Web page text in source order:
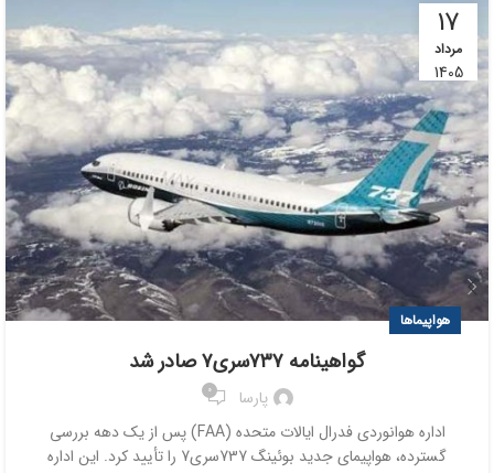
17
مرداد
1405
هواپیماها
گواهینامه ۷۳۷سری۷ صادر شد
پارسا 0
اداره هوانوردی فدرال ایالات متحده (FAA) پس از یک دهه بررسی
گسترده، هواپیمای جدید بوئینگ 737سری7 را تأیید کرد. این اداره